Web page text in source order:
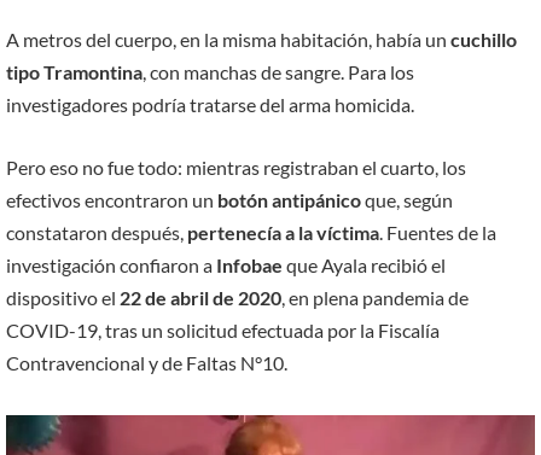
A metros del cuerpo, en la misma habitación, había un cuchillo
tipo Tramontina, con manchas de sangre. Para los
investigadores podría tratarse del arma homicida.
Pero eso no fue todo: mientras registraban el cuarto, los
efectivos encontraron un botón antipánicoque, según
constataron después, pertenecía a la víctima . Fuentes de la
investigación confiaron a Infobae que Ayala recibió el
dispositivo el 22 de abril de 2020 , en plena pandemia de
COVID-19, tras un solicitud efectuada por la Fiscalía
Contravencional y de Faltas N°10.